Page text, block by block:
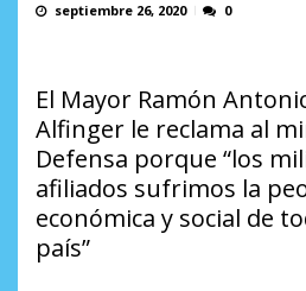
septiembre 26, 2020 0
El Mayor Ramón
Alfinger le reclama al
Defensa porque “los
afiliados sufrimos la
económica y social de
país”